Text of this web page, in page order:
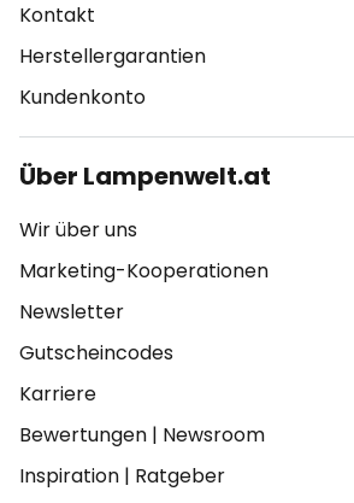
Kontakt
Herstellergarantien
Kundenkonto
Über Lampenwelt.at
Wir über uns
Marketing-Kooperationen
Newsletter
Gutscheincodes
Karriere
Bewertungen | Newsroom
Inspiration | Ratgeber